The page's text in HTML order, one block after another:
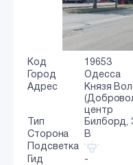
Код
19653
Город
Одесса
Адрес
Князя
центр
Тип
Билборд,
Сторона
B
Подсветка
Гид
-